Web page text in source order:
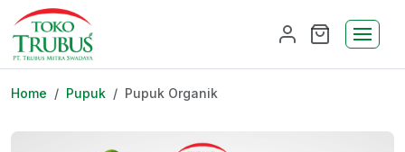
Home Pupuk Pupuk Organik